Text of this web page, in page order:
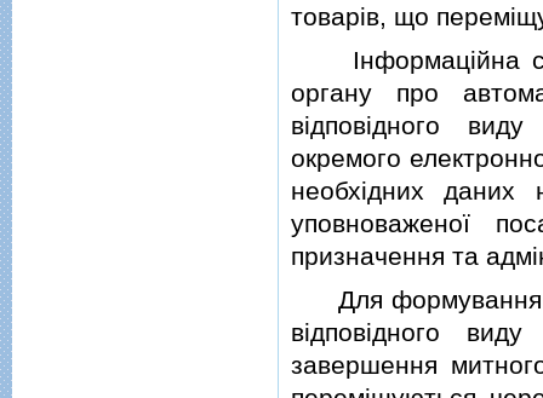
товарiв, що
Iнформацiйна
органу про
вiдповiдного
окремого
необхiдних даних
уповноваженої
призначення та
Для формування
вiдповiдного
завершення